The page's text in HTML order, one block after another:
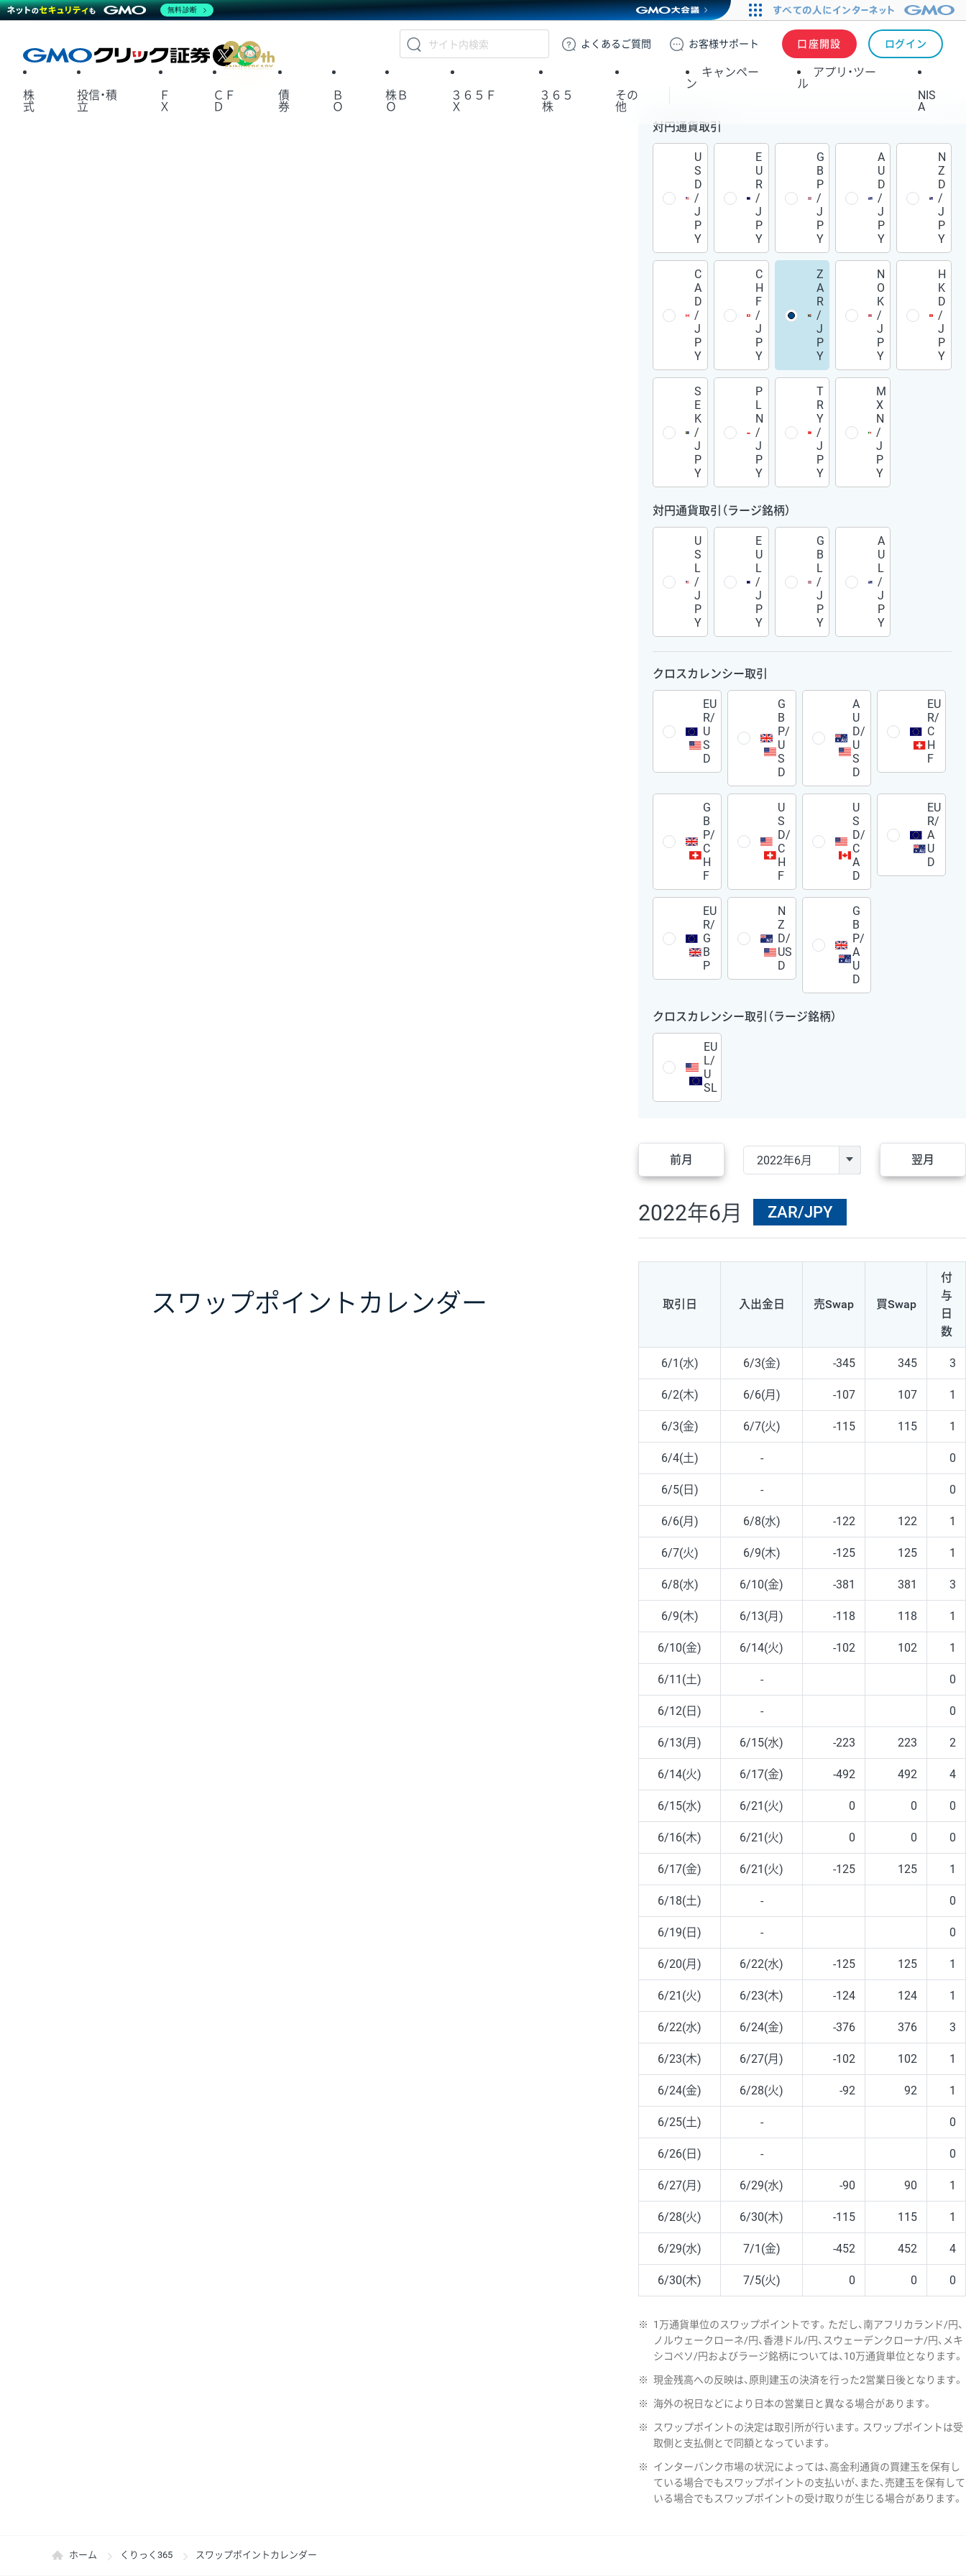
GMOクリック証券
よくある ご質問 お客様サポート 口座開設 ログイン
X
株
式
投信・積
立
Ｆ
Ｘ
ＣＦ
Ｄ
債
券
Ｂ
Ｏ
株Ｂ
Ｏ
３６５Ｆ
Ｘ
３６５
株
その
他
キャンペー
ン
アプリ・ツー
ル
NIS
A
スワップポイント カレンダー
対円通貨取引
U
S
D
/
J
P
Y
E
U
R
/
J
P
Y
G
B
P
/
J
P
Y
A
U
D
/
J
P
Y
N
Z
D
/
J
P
Y
C
A
D
/
J
P
Y
C
H
F
/
J
P
Y
Z
A
R
/
J
P
Y
N
O
K
/
J
P
Y
H
K
D
/
J
P
Y
S
E
K
/
J
P
Y
P
L
N
/
J
P
Y
T
R
Y
/
J
P
Y
M
X
N
/
J
P
Y
対円通貨取引（ラージ銘柄）
U
S
L
/
J
P
Y
E
U
L
/
J
P
Y
G
B
L
/
J
P
Y
A
U
L
/
J
P
Y
クロスカレンシー取引
EU
R/
U
S
D
G
B
P/
U
S
D
A
U
D/
U
S
D
EU
R/
C
H
F
G
B
P/
C
H
F
U
S
D/
C
H
F
U
S
D/
C
A
D
EU
R/
A
U
D
EU
R/
G
B
P
N
Z
D/
US
D
G
B
P/
A
U
D
クロスカレンシー取引（ラージ銘柄）
EU
L/
U
SL
前月 翌月
2022年6月 ZAR/JPY
取引日 入出金日 売Swap 買Swap
付
与
日
数
6/1(水) 6/3(金) -345 345 3
6/2(木) 6/6(月) -107 107 1
6/3(金) 6/7(火) -115 115 1
6/4(土) - 0
6/5(日) - 0
6/6(月) 6/8(水) -122 122 1
6/7(火) 6/9(木) -125 125 1
6/8(水) 6/10(金) -381 381 3
6/9(木) 6/13(月) -118 118 1
6/10(金) 6/14(火) -102 102 1
6/11(土) - 0
6/12(日) - 0
6/13(月) 6/15(水) -223 223 2
6/14(火) 6/17(金) -492 492 4
6/15(水) 6/21(火) 0 0 0
6/16(木) 6/21(火) 0 0 0
6/17(金) 6/21(火) -125 125 1
6/18(土) - 0
6/19(日) - 0
6/20(月) 6/22(水) -125 125 1
6/21(火) 6/23(木) -124 124 1
6/22(水) 6/24(金) -376 376 3
6/23(木) 6/27(月) -102 102 1
6/24(金) 6/28(火) -92 92 1
6/25(土) - 0
6/26(日) - 0
6/27(月) 6/29(水) -90 90 1
6/28(火) 6/30(木) -115 115 1
6/29(水) 7/1(金) -452 452 4
6/30(木) 7/5(火) 0 0 0
※
1万通貨単位のスワップポイントです。ただし、南アフリカランド/円、
ノルウェークローネ/円、香港ドル/円、スウェーデンクローナ/円、メキ
シコペソ/円およびラージ銘柄については、10万通貨単位となります。
※ 現金残高への反映は、原則建玉の決済を行った2営業日後となります。
※ 海外の祝日などにより日本の営業日と異なる場合があります。
※
スワップポイントの決定は取引所が行います。スワップポイントは受
取側と支払側とで同額となっています。
※
インターバンク市場の状況によっては、高金利通貨の買建玉を保有し
ている場合でもスワップポイントの支払いが、また、売建玉を保有して
いる場合でもスワップポイントの受け取りが生じる場合があります。
ホーム くりっく365 スワップポイントカレンダー
無料診断